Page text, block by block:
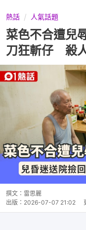
熱話 人氣話題
菜色不合遭兒
刀狂斬仔 殺
撰文： 雷思麗
出版： 2026-07-07 21:02